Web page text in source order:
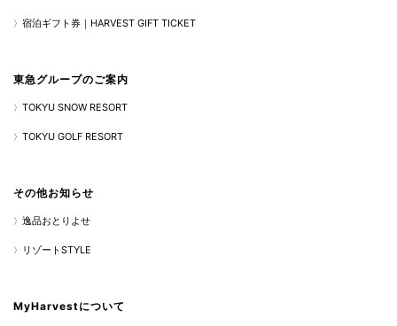
宿泊ギフト券｜HARVEST GIFT TICKET
東急グループのご案内
TOKYU SNOW RESORT
TOKYU GOLF RESORT
その他お知らせ
逸品おとりよせ
リゾートSTYLE
MyHarvestについて